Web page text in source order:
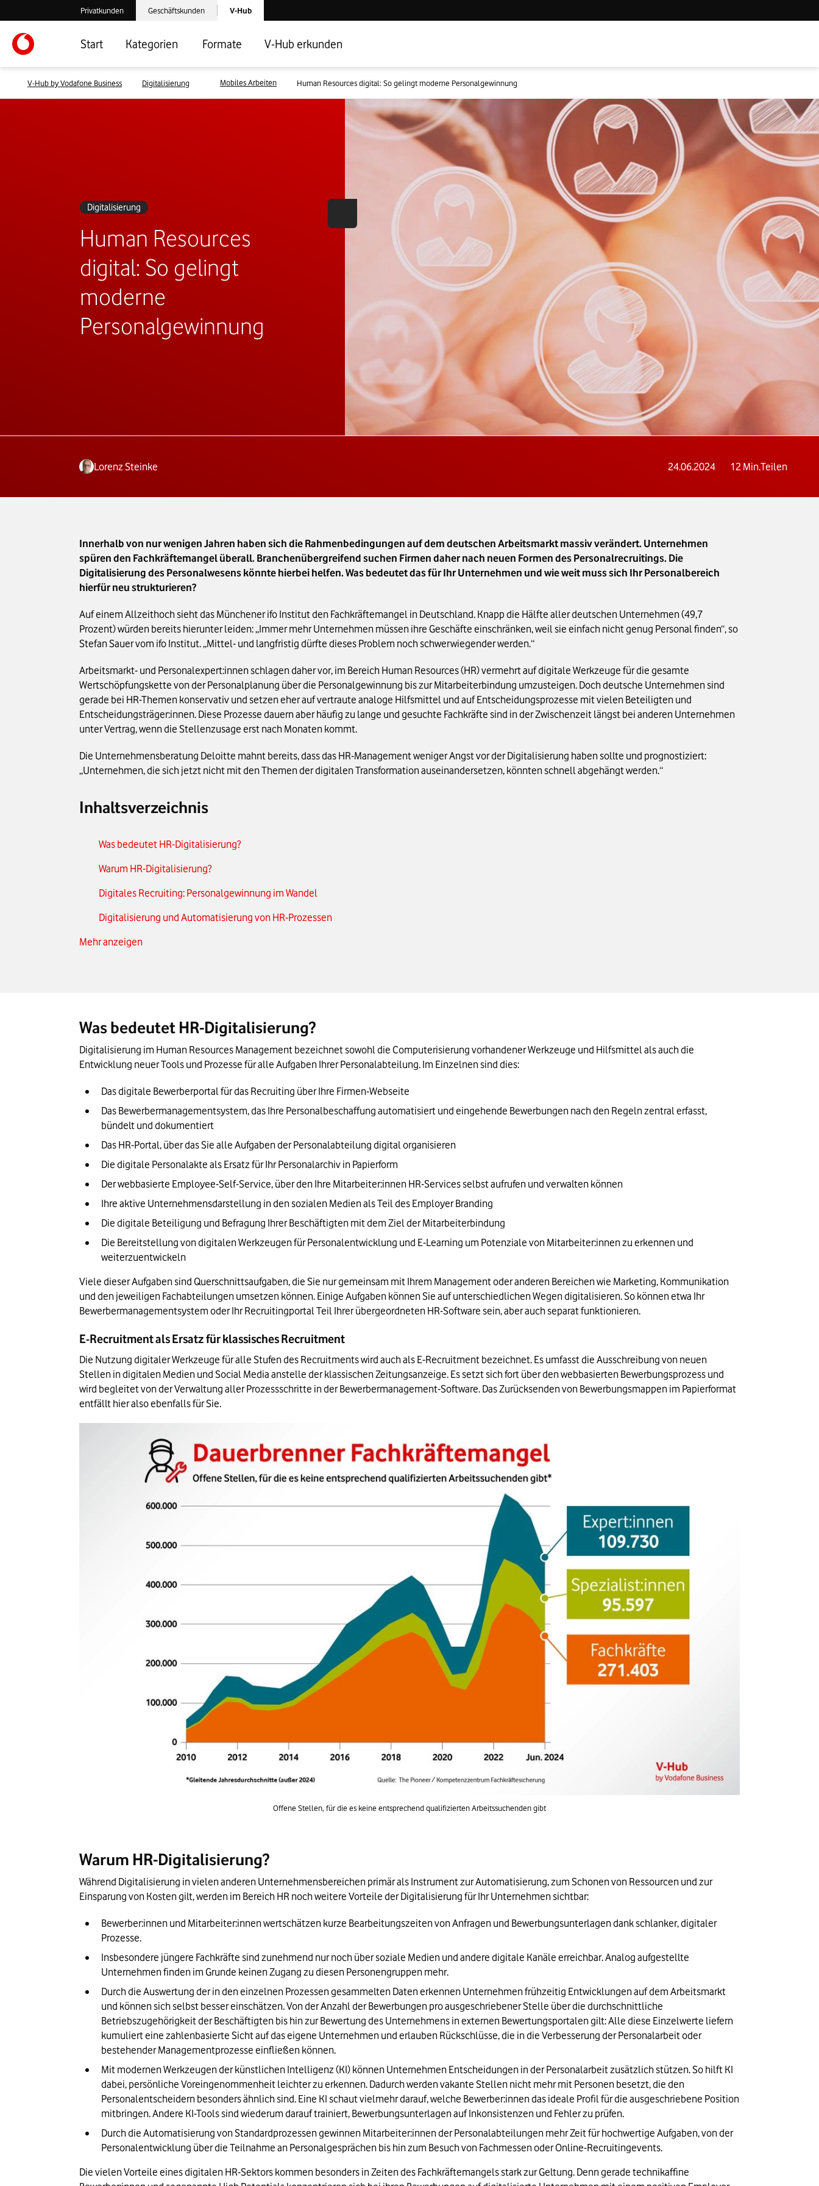
Verlassen der V-Hub Webseite: Zum Privatkundenbereich
Privatkunden Verlassen der V-Hub Webseite: Zum Geschäftskundenbereich
Geschäftskunden Laden der V-Hub Startseite
V-Hub
Start Kategorien Formate V-Hub erkunden
V-Hub by Vodafone Business Digitalisierung Mobiles Arbeiten Human Resources digital: So gelingt moderne Personalgewinnung
Digitalisierung
Human Resources
digital: So gelingt
moderne
Personalgewinnung
Lorenz Steinke 24.06.2024 12Min.Teilen
Innerhalb von nur wenigen Jahren haben sich die Rahmenbedingungen auf dem deutschen Arbeitsmarkt massiv verändert. Unternehmen
spüren den Fachkräftemangel überall. Branchenübergreifend suchen Firmen daher nach neuen Formen des Personalrecruitings. Die
Digitalisierung des Personalwesens könnte hierbei helfen. Was bedeutet das für Ihr Unternehmen und wie weit muss sich Ihr Personalbereich
hierfür neu strukturieren?
Auf einem Allzeithoch sieht das Münchener ifo Institut den Fachkräftemangel in Deutschland. Knapp die Hälfte aller deutschen Unternehmen (49,7
Prozent) würden bereits hierunter leiden: „Immer mehr Unternehmen müssen ihre Geschäfte einschränken, weil sie einfach nicht genug Personal finden“, so
Stefan Sauer vom ifo Institut. „Mittel- und langfristig dürfte dieses Problem noch schwerwiegender werden.“
Arbeitsmarkt- und Personalexpert:innen schlagen daher vor, im Bereich Human Resources (HR) vermehrt auf digitale Werkzeuge für die gesamte
Wertschöpfungskette von der Personalplanung über die Personalgewinnung bis zur Mitarbeiterbindung umzusteigen. Doch deutsche Unternehmen sind
gerade bei HR-Themen konservativ und setzen eher auf vertraute analoge Hilfsmittel und auf Entscheidungsprozesse mit vielen Beteiligten und
Entscheidungsträger:innen. Diese Prozesse dauern aber häufig zu lange und gesuchte Fachkräfte sind in der Zwischenzeit längst bei anderen Unternehmen
unter Vertrag, wenn die Stellenzusage erst nach Monaten kommt.
Die Unternehmensberatung Deloitte mahnt bereits, dass das HR-Management weniger Angst vor der Digitalisierung haben sollte und prognostiziert:
„Unternehmen, die sich jetzt nicht mit den Themen der digitalen Transformation auseinandersetzen, könnten schnell abgehängt werden.“
Inhaltsverzeichnis
Was bedeutet HR-Digitalisierung?
Warum HR-Digitalisierung?
Digitales Recruiting: Personalgewinnung im Wandel
Digitalisierung und Automatisierung von HR-Prozessen
E-Learning: moderne Mitarbeiterweiterbildung
Mehr anzeigen
Was bedeutet HR-Digitalisierung?
Digitalisierung im Human Resources Management bezeichnet sowohl die Computerisierung vorhandener Werkzeuge und Hilfsmittel als auch die
Entwicklung neuer Tools und Prozesse für alle Aufgaben Ihrer Personalabteilung. Im Einzelnen sind dies:
Das digitale Bewerberportal für das Recruiting über Ihre Firmen-Webseite
Das Bewerbermanagementsystem, das Ihre Personalbeschaffung automatisiert und eingehende Bewerbungen nach den Regeln zentral erfasst,
bündelt und dokumentiert
Das HR-Portal, über das Sie alle Aufgaben der Personalabteilung digital organisieren
Die digitale Personalakte als Ersatz für Ihr Personalarchiv in Papierform
Der webbasierte Employee-Self-Service, über den Ihre Mitarbeiter:innen HR-Services selbst aufrufen und verwalten können
Ihre aktive Unternehmensdarstellung in den sozialen Medien als Teil des Employer Branding
Die digitale Beteiligung und Befragung Ihrer Beschäftigten mit dem Ziel der Mitarbeiterbindung
Die Bereitstellung von digitalen Werkzeugen für Personalentwicklung und E-Learning um Potenziale von Mitarbeiter:innen zu erkennen und
weiterzuentwickeln
Viele dieser Aufgaben sind Querschnittsaufgaben, die Sie nur gemeinsam mit Ihrem Management oder anderen Bereichen wie Marketing, Kommunikation
und den jeweiligen Fachabteilungen umsetzen können. Einige Aufgaben können Sie auf unterschiedlichen Wegen digitalisieren. So können etwa Ihr
Bewerbermanagementsystem oder Ihr Recruitingportal Teil Ihrer übergeordneten HR-Software sein, aber auch separat funktionieren.
E-Recruitment als Ersatz für klassisches Recruitment
Die Nutzung digitaler Werkzeuge für alle Stufen des Recruitments wird auch als E-Recruitment bezeichnet. Es umfasst die Ausschreibung von neuen
Stellen in digitalen Medien und Social Media anstelle der klassischen Zeitungsanzeige. Es setzt sich fort über den webbasierten Bewerbungsprozess und
wird begleitet von der Verwaltung aller Prozessschritte in der Bewerbermanagement-Software. Das Zurücksenden von Bewerbungsmappen im Papierformat
entfällt hier also ebenfalls für Sie.
Offene Stellen, für die es keine entsprechend qualifizierten Arbeitssuchenden gibt
Warum HR-Digitalisierung?
Während Digitalisierung in vielen anderen Unternehmensbereichen primär als Instrument zur Automatisierung, zum Schonen von Ressourcen und zur
Einsparung von Kosten gilt, werden im Bereich HR noch weitere Vorteile der Digitalisierung für Ihr Unternehmen sichtbar:
Bewerber:innen und Mitarbeiter:innen wertschätzen kurze Bearbeitungszeiten von Anfragen und Bewerbungsunterlagen dank schlanker, digitaler
Prozesse.
Insbesondere jüngere Fachkräfte sind zunehmend nur noch über soziale Medien und andere digitale Kanäle erreichbar. Analog aufgestellte
Unternehmen finden im Grunde keinen Zugang zu diesen Personengruppen mehr.
Durch die Auswertung der in den einzelnen Prozessen gesammelten Daten erkennen Unternehmen frühzeitig Entwicklungen auf dem Arbeitsmarkt
und können sich selbst besser einschätzen. Von der Anzahl der Bewerbungen pro ausgeschriebener Stelle über die durchschnittliche
Betriebszugehörigkeit der Beschäftigten bis hin zur Bewertung des Unternehmens in externen Bewertungsportalen gilt: Alle diese Einzelwerte liefern
kumuliert eine zahlenbasierte Sicht auf das eigene Unternehmen und erlauben Rückschlüsse, die in die Verbesserung der Personalarbeit oder
bestehender Managementprozesse einfließen können.
Mit modernen Werkzeugen der künstlichen Intelligenz (KI) können Unternehmen Entscheidungen in der Personalarbeit zusätzlich stützen. So hilft KI
dabei, persönliche Voreingenommenheit leichter zu erkennen. Dadurch werden vakante Stellen nicht mehr mit Personen besetzt, die den
Personalentscheidern besonders ähnlich sind. Eine KI schaut vielmehr darauf, welche Bewerber:innen das ideale Profil für die ausgeschriebene Position
mitbringen. Andere KI-Tools sind wiederum darauf trainiert, Bewerbungsunterlagen auf Inkonsistenzen und Fehler zu prüfen.
Durch die Automatisierung von Standardprozessen gewinnen Mitarbeiter:innen der Personalabteilungen mehr Zeit für hochwertige Aufgaben, von der
Personalentwicklung über die Teilnahme an Personalgesprächen bis hin zum Besuch von Fachmessen oder Online-Recruitingevents.
Die vielen Vorteile eines digitalen HR-Sektors kommen besonders in Zeiten des Fachkräftemangels stark zur Geltung. Denn gerade technikaffine